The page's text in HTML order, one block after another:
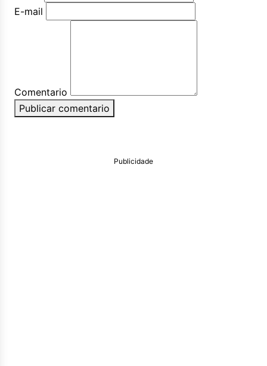
E-mail
Comentario
Publicar comentario
Publicidade